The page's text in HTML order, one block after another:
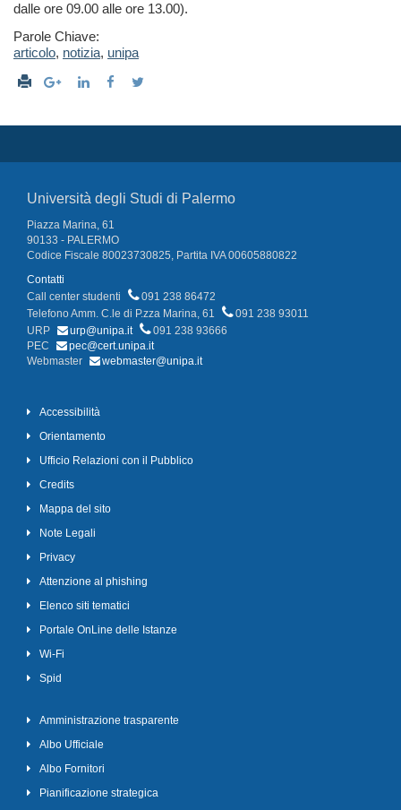
dalle ore 09.00 alle ore 13.00).
Parole Chiave:
articolo, notizia, unipa
Università degli Studi di Palermo
Piazza Marina, 61
90133 - PALERMO
Codice Fiscale 80023730825, Partita IVA 00605880822
Contatti
Call center studenti
091 238 86472
Telefono Amm. C.le di P.zza Marina, 61
091 238 93011
URP
urp@unipa.it
091 238 93666
PEC
pec@cert.unipa.it
Webmaster
webmaster@unipa.it
Accessibilità
Orientamento
Ufficio Relazioni con il Pubblico
Credits
Mappa del sito
Note Legali
Privacy
Attenzione al phishing
Elenco siti tematici
Portale OnLine delle Istanze
Wi-Fi
Spid
Amministrazione trasparente
Albo Ufficiale
Albo Fornitori
Pianificazione strategica